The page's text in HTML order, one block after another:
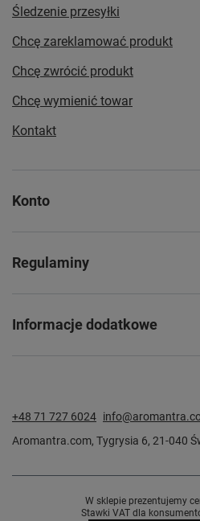
Śledzenie przesyłki
Chcę zareklamować produkt
Chcę zwrócić produkt
Chcę wymienić towar
Kontakt
Konto
Regulaminy
Informacje dodatkowe
+48 71 727 6024
Aromantra.com, Tygrysia 6, 21-040
W sklepie prezentujemy
Stawki VAT dla